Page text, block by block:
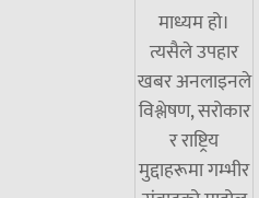
माध्यम हो।
त्यसैले उपहार
खबर अनलाइनले
विश्लेषण, सरोकार
र राष्ट्रिय
मुद्दाहरूमा गम्भीर